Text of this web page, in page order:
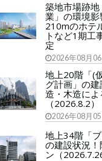
築地市場跡
業」の環境
210mのホテ
トなど1期工
定
2026年08月06
地上20階「(
グ計画」の
造・木造に
（2026.8.2）
2026年08月05
地上34階「
の建設状況
ン（